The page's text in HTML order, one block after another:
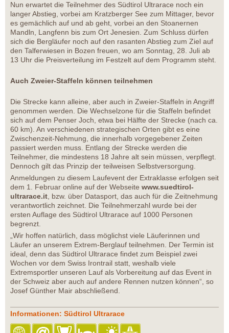
Nun erwartet die Teilnehmer des Südtirol Ultrarace noch ein
langer Abstieg, vorbei am Kratzberger See zum Mittager, bevor
es gemächlich auf und ab geht, vorbei an den Stoanernen
Mandln, Langfenn bis zum Ort Jenesien. Zum Schluss dürfen
sich die Bergläufer noch auf den rasanten Abstieg zum Ziel auf
den Talferwiesen in Bozen freuen, wo am Sonntag, 28. Juli ab
13 Uhr die Preisverteilung im Festzelt auf dem Programm steht.
Auch Zweier-Staffeln können teilnehmen
Die Strecke kann alleine, aber auch in Zweier-Staffeln in Angriff
genommen werden. Die Wechselzone für die Staffeln befindet
sich auf dem Penser Joch, etwa bei Hälfte der Strecke (nach ca.
60 km). An verschiedenen strategischen Orten gibt es eine
Zwischenzeit-Nehmung, die innerhalb vorgegebener Zeiten
passiert werden muss. Entlang der Strecke werden die
Teilnehmer, die mindestens 18 Jahre alt sein müssen, verpflegt.
Dennoch gilt das Prinzip der teilweisen Selbstversorgung.
Anmeldungen zu diesem Laufevent der Extraklasse erfolgen seit
dem 1. Februar online auf der Webseite www.suedtirol-
ultrarace.it, bzw. über Datasport, das auch für die Zeitnehmung
verantwortlich zeichnet. Die Teilnehmerzahl wurde bei der
ersten Auflage des Südtirol Ultrarace auf 1000 Personen
begrenzt.
„Wir hoffen natürlich, dass möglichst viele Läuferinnen und
Läufer an unserem Extrem-Berglauf teilnehmen. Der Termin ist
ideal, denn das Südtirol Ultrarace findet zum Beispiel zwei
Wochen vor dem Swiss Irontrail statt, weshalb viele
Extremsportler unseren Lauf als Vorbereitung auf das Event in
der Schweiz aber auch auf andere Rennen nutzen können“, so
Josef Günther Mair abschließend.
Informationen: Südtirol Ultrarace